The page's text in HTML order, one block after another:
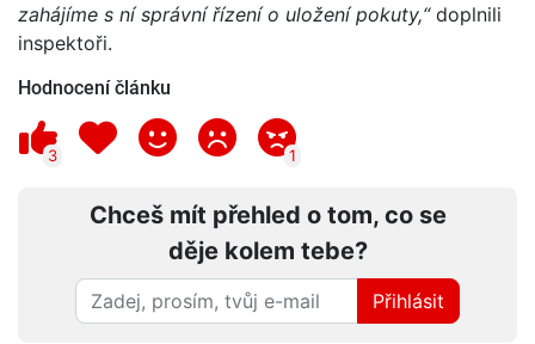
zahájíme s ní správní řízení o uložení pokuty,“doplnili
inspektoři.
Hodnocení článku
3 1
Chceš mít přehled o tom, co se
děje kolem tebe?
Přihlásit